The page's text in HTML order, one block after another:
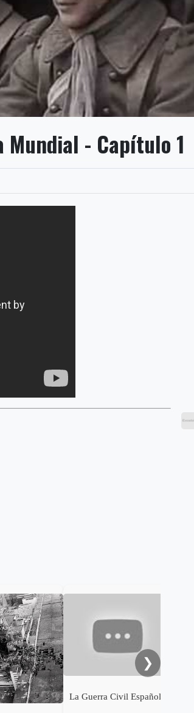
Mundial - Capítulo 1
La Guerra Civil Española
❯